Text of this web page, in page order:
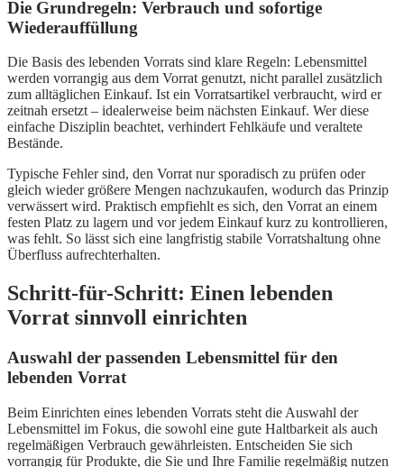
Die Grundregeln: Verbrauch und sofortige
Wiederauffüllung
Die Basis des lebenden Vorrats sind klare Regeln: Lebensmittel
werden vorrangig aus dem Vorrat genutzt, nicht parallel zusätzlich
zum alltäglichen Einkauf. Ist ein Vorratsartikel verbraucht, wird er
zeitnah ersetzt – idealerweise beim nächsten Einkauf. Wer diese
einfache Disziplin beachtet, verhindert Fehlkäufe und veraltete
Bestände.
Typische Fehler sind, den Vorrat nur sporadisch zu prüfen oder
gleich wieder größere Mengen nachzukaufen, wodurch das Prinzip
verwässert wird. Praktisch empfiehlt es sich, den Vorrat an einem
festen Platz zu lagern und vor jedem Einkauf kurz zu kontrollieren,
was fehlt. So lässt sich eine langfristig stabile Vorratshaltung ohne
Überfluss aufrechterhalten.
Schritt-für-Schritt: Einen lebenden
Vorrat sinnvoll einrichten
Auswahl der passenden Lebensmittel für den
lebenden Vorrat
Beim Einrichten eines lebenden Vorrats steht die Auswahl der
Lebensmittel im Fokus, die sowohl eine gute Haltbarkeit als auch
regelmäßigen Verbrauch gewährleisten. Entscheiden Sie sich
vorrangig für Produkte, die Sie und Ihre Familie regelmäßig nutzen